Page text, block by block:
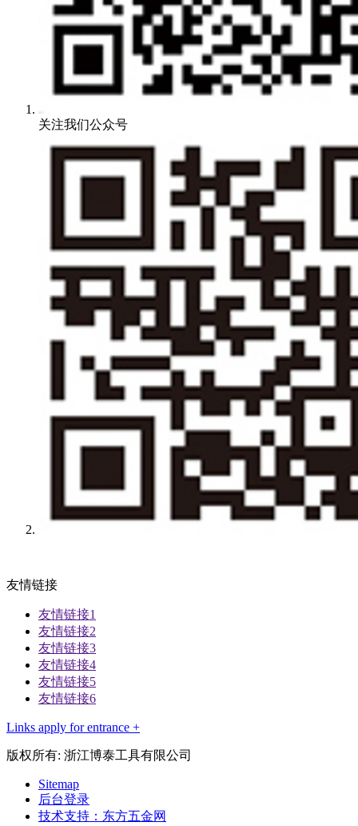
关注我们公众号
友情链接
友情链接1
友情链接2
友情链接3
友情链接4
友情链接5
友情链接6
Links apply for entrance +
版权所有: 浙江博泰工具有限公司
Sitemap
后台登录
技术支持：东方五金网